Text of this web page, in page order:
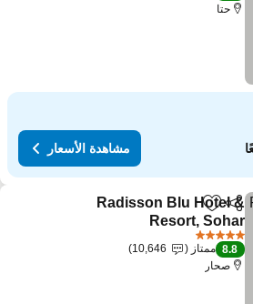
حتا
مشاهدة الأسعار
مشاركةAdd to favorites
Radisson Blu Hotel &
Resort, Sohar
8.8 ممتاز
10,646
صحار